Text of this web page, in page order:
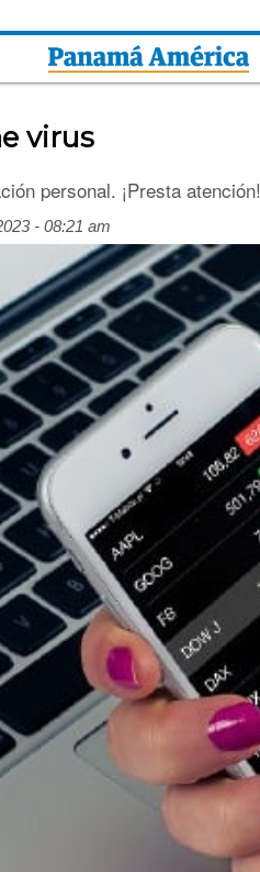
virus
personal. ¡Presta atención!
- 08:21 am